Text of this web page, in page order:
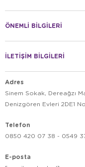
ÖNEMLİ BİLGİLERİ
İLETİŞİM BİLGİLERİ
Adres
Sinem Sokak, Dereağzı
Denizgören Evleri 2DE1
Telefon
0850 420 07 38 - 0549
E-posta